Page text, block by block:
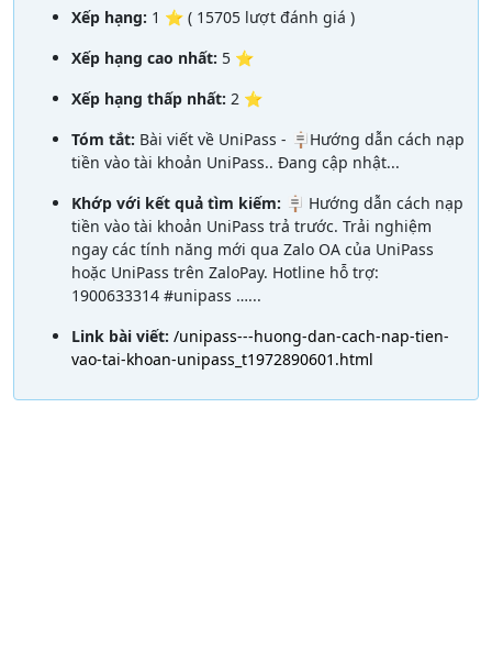
Xếp hạng: 1 ⭐ ( 15705 lượt đánh giá )
Xếp hạng cao nhất: 5 ⭐
Xếp hạng thấp nhất: 2 ⭐
Tóm tắt: Bài viết về UniPass - 🪧Hướng dẫn cách nạp
tiền vào tài khoản UniPass.. Đang cập nhật...
Khớp với kết quả tìm kiếm: 🪧 Hướng dẫn cách nạp
tiền vào tài khoản UniPass trả trước. Trải nghiệm
ngay các tính năng mới qua Zalo OA của UniPass
hoặc UniPass trên ZaloPay. Hotline hỗ trợ:
1900633314 #unipass …...
Link bài viết: /unipass---huong-dan-cach-nap-tien-
vao-tai-khoan-unipass_t1972890601.html